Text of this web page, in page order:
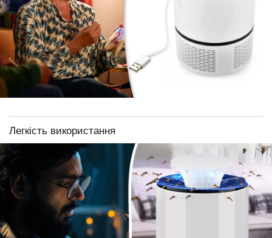
Легкість використання